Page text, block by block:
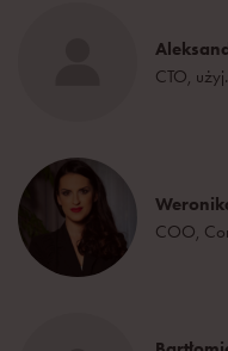
CTO,
COO,